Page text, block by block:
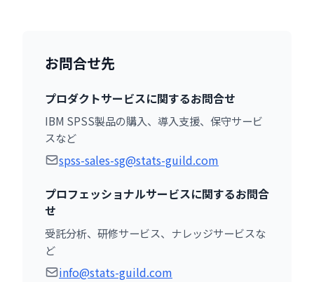
お問合せ先
プロダクトサービスに関するお問合せ
IBM SPSS製品の購入、導入支援、保守サービ
スなど
spss-sales-sg@stats-guild.com
プロフェッショナルサービスに関するお問合
せ
受託分析、研修サービス、ナレッジサービスな
ど
info@stats-guild.com